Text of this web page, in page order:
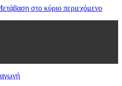
στο κύριο περιεχόμενο